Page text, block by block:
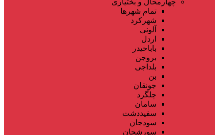
تمام شهر‌ها
شهرکرد
آلونی
اردل
باباحیدر
بروجن
بلداجی
بن
جونقان
چلگرد
سامان
سفیددشت
سودجان
سورشجان